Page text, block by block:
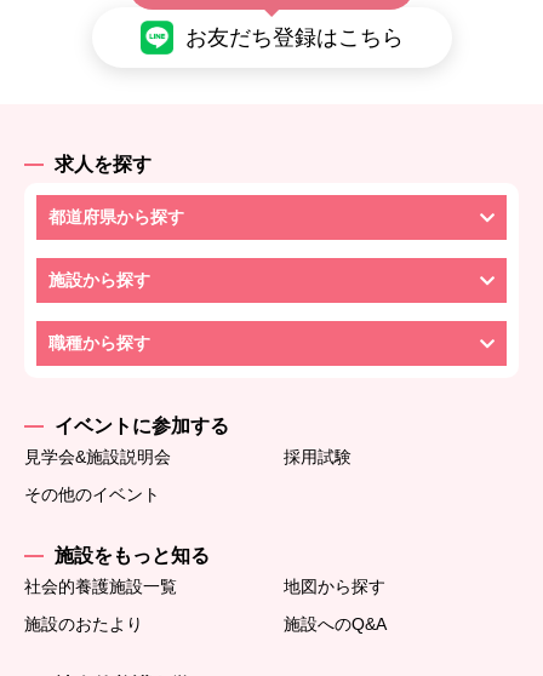
お友だち登録はこちら
求人を探す
都道府県から探す
施設から探す
職種から探す
イベントに参加する
見学会&施設説明会
採用試験
その他のイベント
施設をもっと知る
社会的養護施設一覧
地図から探す
施設のおたより
施設へのQ&A